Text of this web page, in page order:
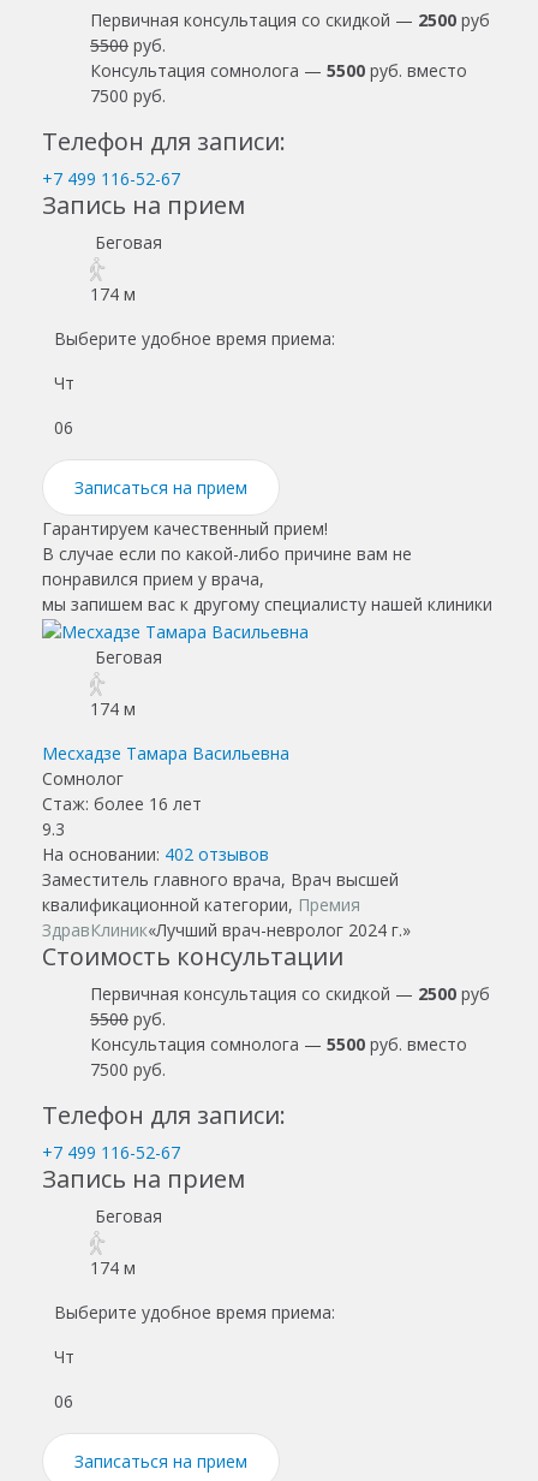
Первичная консультация со скидкой — 2500 руб
5500 руб.
Консультация сомнолога — 5500 руб. вместо
7500 руб.
Телефон для записи:
+7 499 116-52-67
Запись на прием
Беговая
174 м
Выберите удобное время приема:
Чт
06
Записаться на прием
Гарантируем качественный прием!
В случае если по какой-либо причине вам не
понравился прием у врача,
мы запишем вас к другому специалисту нашей клиники
Беговая
174 м
Месхадзе Тамара Васильевна
Сомнолог
Стаж: более 16 лет
9.3
На основании: 402 отзывов
Заместитель главного врача, Врач высшей
квалификационной категории, Премия
ЗдравКлиник«Лучший врач-невролог 2024 г.»
Стоимость консультации
Первичная консультация со скидкой — 2500 руб
5500 руб.
Консультация сомнолога — 5500 руб. вместо
7500 руб.
Телефон для записи:
+7 499 116-52-67
Запись на прием
Беговая
174 м
Выберите удобное время приема:
Чт
06
Записаться на прием